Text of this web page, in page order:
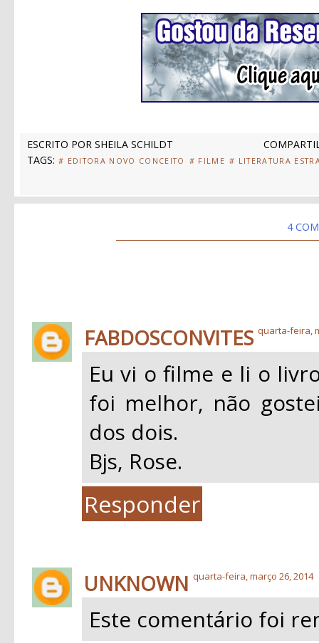
ESCRITO POR SHEILA SCHILDT
TAGS: # EDITORA NOVO CONCEITO # FILME # LITERATURA
4
FABDOSCONVITES quarta-feira,
Eu vi o filme e li o
foi melhor, não
dos dois.
Bjs, Rose.
Responder
UNKNOWN quarta-feira, março 26, 2014
Este comentário foi